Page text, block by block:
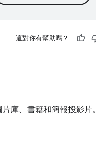
這對你有幫助嗎？
庫、書籍和簡報投影片。